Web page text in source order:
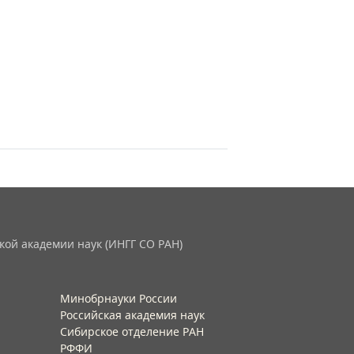
академии наук (ИНГГ СО РАН)
Минобрнауки России
Российская академия наук
Сибирское отделение РАН
РФФИ